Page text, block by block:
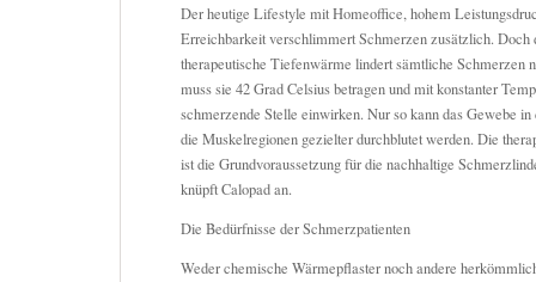
Der heutige Lifestyle mit Homeoffice, hohem
Erreichbarkeit verschlimmert Schmerzen zusätzlich. Doch
therapeutische Tiefenwärme lindert sämtliche Schmerzen
muss sie 42 Grad Celsius betragen und mit konstanter
schmerzende Stelle einwirken. Nur so kann das Gewebe
die Muskelregionen gezielter durchblutet werden. Die
ist die Grundvoraussetzung für die nachhaltige
knüpft Calopad an.
Die Bedürfnisse der Schmerzpatienten
Weder chemische Wärmepflaster noch andere